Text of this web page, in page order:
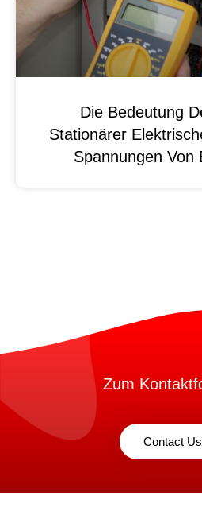
Die Bedeutung
Stationärer
Spannungen Von
Zum
Contact Us